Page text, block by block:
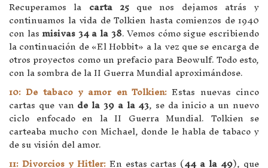
Recuperamos la carta 25que nos dejamos atrás y
continuamos la vida de Tolkien hasta comienzos de 1940
con lasmisivas 34 a la 38. Vemos cómo sigue escribiendo
la continuación de «El Hobbit» a la vez que se encarga de
otros proyectos como un prefacio para Beowulf. Todo esto,
con la sombra de la II Guerra Mundial aproximándose.
10: De tabaco y amor en Tolkien: Estas nuevas cinco
cartas que van de la 39 a la 43, se da inicio a un nuevo
ciclo enfocado en la II Guerra Mundial. Tolkien se
carteaba mucho con Michael, donde le habla de tabaco y
de su visión del amor.
11: Divorcios y Hitler:En estas cartas (44 a la 49), que